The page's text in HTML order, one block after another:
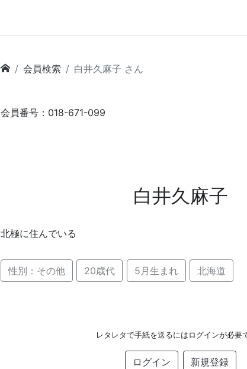
会員検索 白井久麻子 さん
会員番号：018-671-099
白井久麻子
北極に住んでいる
性別：その他 20歳代 5月生まれ 北海道
レタレタで手紙を送るにはログインが必要
ログイン 新規登録